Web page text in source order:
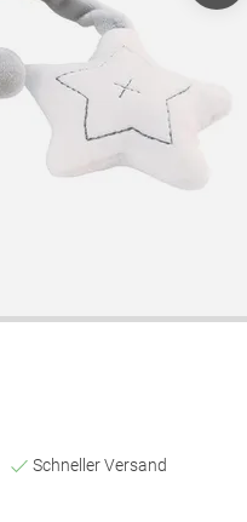
Schneller Versand